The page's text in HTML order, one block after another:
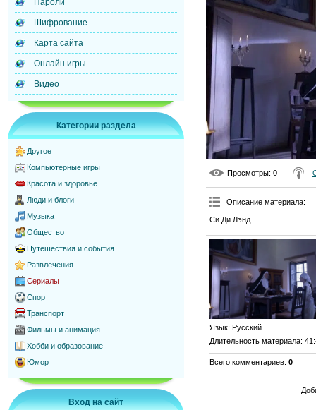
Пароли
Шифрование
Карта сайта
Онлайн игры
Видео
Категории раздела
Другое
Компьютерные игры
Красота и здоровье
Люди и блоги
Музыка
Общество
Путешествия и события
Развлечения
Сериалы
Спорт
Транспорт
Фильмы и анимация
Хобби и образование
Юмор
Вход на сайт
Просмотры: 0
Описание материала:
Си Ди Лэнд
Язык: Русский
Длительность материала:
Всего комментариев: 0